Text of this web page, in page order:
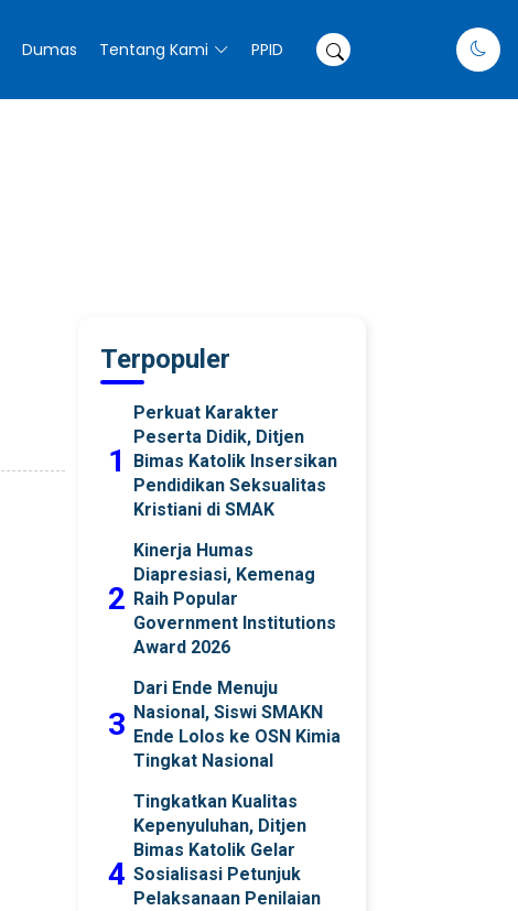
Dumas Tentang Kami PPID
Terpopuler
1
Perkuat Karakter
Peserta Didik, Ditjen
Bimas Katolik Insersikan
Pendidikan Seksualitas
Kristiani di SMAK
2
Kinerja Humas
Diapresiasi, Kemenag
Raih Popular
Government Institutions
Award 2026
3
Dari Ende Menuju
Nasional, Siswi SMAKN
Ende Lolos ke OSN Kimia
Tingkat Nasional
4
Tingkatkan Kualitas
Kepenyuluhan, Ditjen
Bimas Katolik Gelar
Sosialisasi Petunjuk
Pelaksanaan Penilaian